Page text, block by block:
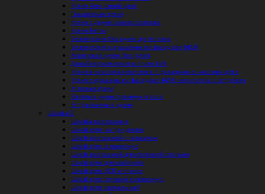
Кухня Агра синий цвет
Грациозная кухня
Кухня с двумя зонами острова
Кухня Бетон
Белая кухня без ручек до потолка
Белая кухня с крашенными фасадами МДФ
Акриловая кухня без ручек
Дизайнерская кухня в стиле Loft
Кухня в классическом стиле с фасадами из массива дуба
Кухня с крашеными фасадами МДФ неокласика с островом
Угловые кухни
Элитные кухни премиум класса
Встраиваемые кухни
Шкафы
Шкафы распашные
Шкаф купе на три двери
Шкаф распашной с зеркалом
Шкаф купе в прихожую
Шкаф распашной для гостевой спальни
Шкаф купе для кабинета
Шкаф купе ДСП и стекло
Шкаф купе угловой в прихожую
Шкаф купе зеркальный